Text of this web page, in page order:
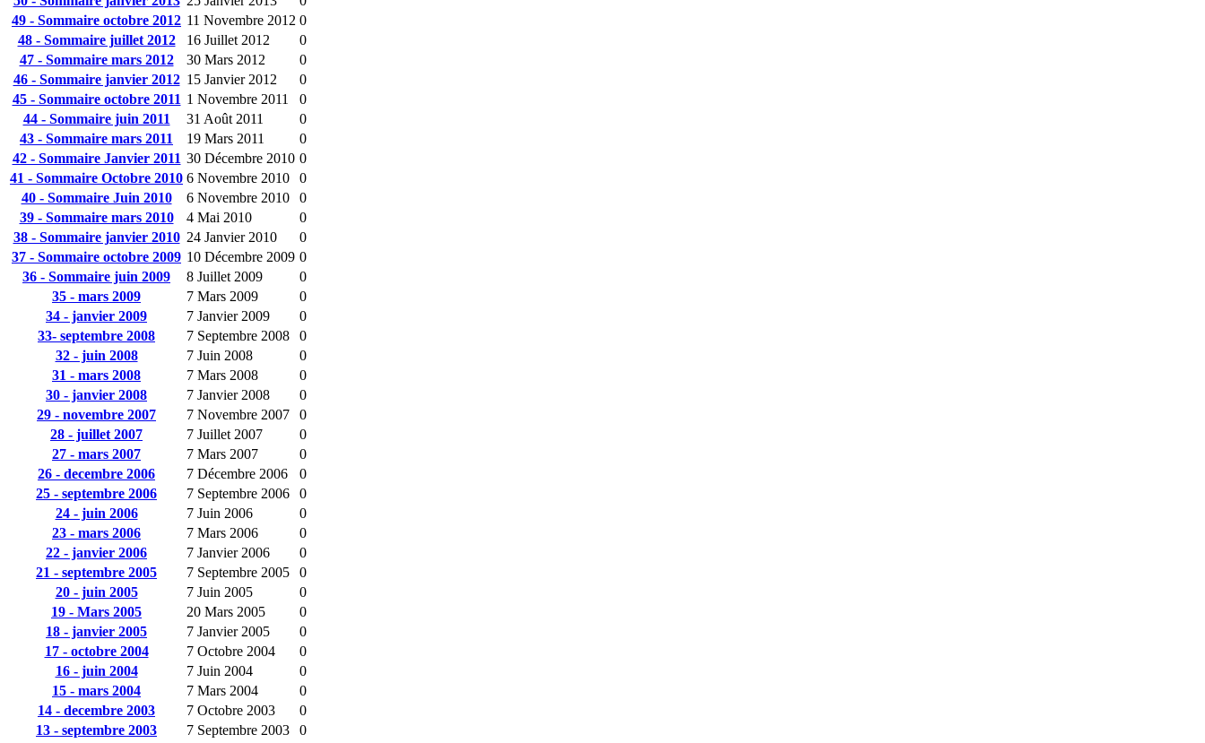
49 - Sommaire octobre 2012 11 Novembre 2012 0
48 - Sommaire juillet 2012
16 Juillet 2012
0
47 - Sommaire mars 2012
30 Mars 2012
0
46 - Sommaire janvier 2012 15 Janvier 2012
0
45 - Sommaire octobre 2011 1 Novembre 2011
0
44 - Sommaire juin 2011
31 Août 2011
0
43 - Sommaire mars 2011
19 Mars 2011
0
42 - Sommaire Janvier 2011 30 Décembre 2010 0
41 - Sommaire Octobre 2010 6 Novembre 2010
0
40 - Sommaire Juin 2010
6 Novembre 2010
0
39 - Sommaire mars 2010
4 Mai 2010
0
38 - Sommaire janvier 2010 24 Janvier 2010
0
37 - Sommaire octobre 2009 10 Décembre 2009 0
36 - Sommaire juin 2009
8 Juillet 2009
0
35 - mars 2009
7 Mars 2009
0
34 - janvier 2009
7 Janvier 2009
0
33- septembre 2008
7 Septembre 2008
0
32 - juin 2008
7 Juin 2008
0
31 - mars 2008
7 Mars 2008
0
30 - janvier 2008
7 Janvier 2008
0
29 - novembre 2007
7 Novembre 2007
0
28 - juillet 2007
7 Juillet 2007
0
27 - mars 2007
7 Mars 2007
0
26 - decembre 2006
7 Décembre 2006
0
25 - septembre 2006
7 Septembre 2006
0
24 - juin 2006
7 Juin 2006
0
23 - mars 2006
7 Mars 2006
0
22 - janvier 2006
7 Janvier 2006
0
21 - septembre 2005
7 Septembre 2005
0
20 - juin 2005
7 Juin 2005
0
19 - Mars 2005
20 Mars 2005
0
18 - janvier 2005
7 Janvier 2005
0
17 - octobre 2004
7 Octobre 2004
0
16 - juin 2004
7 Juin 2004
0
15 - mars 2004
7 Mars 2004
0
14 - decembre 2003
7 Octobre 2003
0
13 - septembre 2003
7 Septembre 2003
0